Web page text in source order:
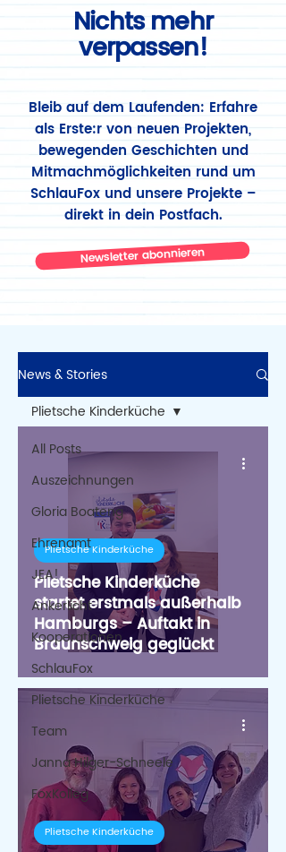
Nichts mehr
verpassen!
Bleib auf dem Laufenden: Erfahre
als Erste:r von neuen Projekten,
bewegenden Geschichten und
Mitmachmöglichkeiten rund um
SchlauFox und unsere Projekte –
direkt in dein Postfach.
Newsletter abonnieren
News & Stories
All Posts
Auszeichnungen
Gloria Boateng
Ehrenamt
JEA!
Ankerlicht
Kooperationen
SchlauFox
Plietsche Kinderküche
Team
Janna Hilger-Schneele
FoxKolleg
Plietsche Kinderküche
Plietsche Kinderküche
startet erstmals außerhalb
Hamburgs – Auftakt in
Braunschweig geglückt
Plietsche Kinderküche
Plietsche Kinderküche